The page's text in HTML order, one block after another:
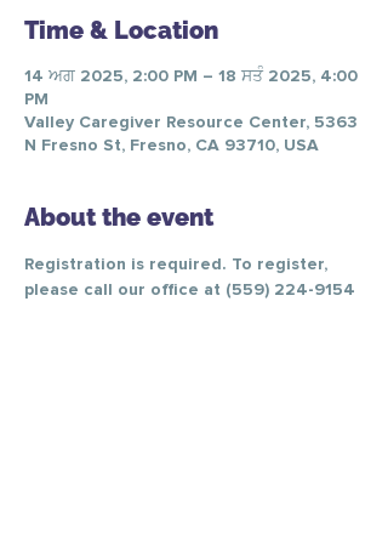
Time & Location
14 ਅਗ 2025, 2:00 PM – 18 ਸਤੰ 2025, 4:00
PM
Valley Caregiver Resource Center, 5363
N Fresno St, Fresno, CA 93710, USA
About the event
Registration is required. To register,
please call our office at (559) 224-9154